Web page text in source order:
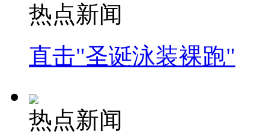
热点新闻
直击"圣诞泳装裸跑"
热点新闻